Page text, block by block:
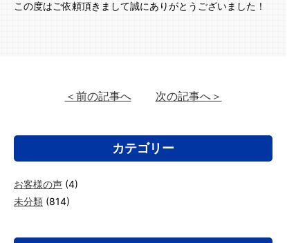
この度はご依頼頂きまして誠にありがとうございました！
＜前の記事へ 次の記事へ＞
カテゴリー
お客様の声 (4)
未分類 (814)